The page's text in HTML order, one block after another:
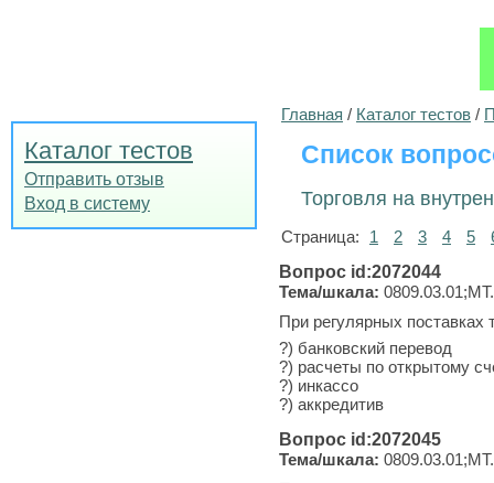
Каталог тестов
Отправить отзыв
Вход в систему
Главная / Каталог тестов /
Список
Торговля на
Страница: 1 2 3 4 5
Вопрос id:2072044
Тема/шкала:
При регулярных
?) банковский перевод
?) расчеты по открытому
?) инкассо
?) аккредитив
Вопрос id:2072045
Тема/шкала: